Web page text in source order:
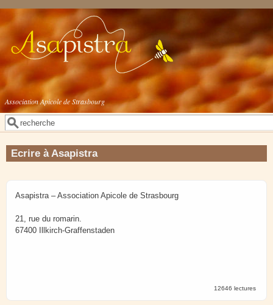
Aller au contenu principal
Association Apicole de Strasbourg
Formulaire de recherche
Rechercher
Ecrire à Asapistra
Asapistra – Association Apicole de Strasbourg
21, rue du romarin.
67400 Illkirch-Graffenstaden
12646 lectures